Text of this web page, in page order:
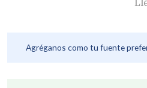
Agréganos como tu fuente